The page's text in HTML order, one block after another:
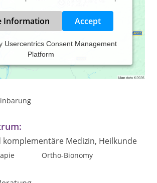
Information Accept
Usercentrics Consent Management
Platform
desto tiefer die Berührung
Medizin, Heilkunde
Ortho-Bionomy